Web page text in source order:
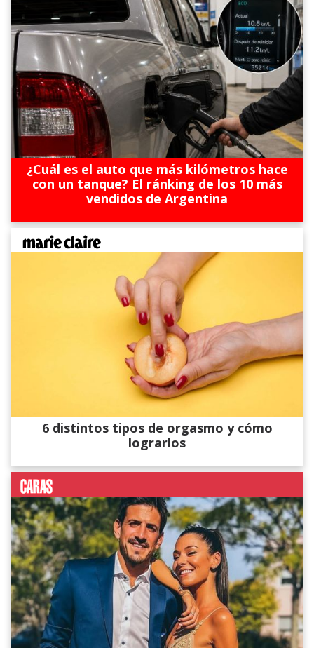
¿Cuál es el auto que más kilómetros hace
con un tanque? El ránking de los 10 más
vendidos de Argentina
6 distintos tipos de orgasmo y cómo
lograrlos